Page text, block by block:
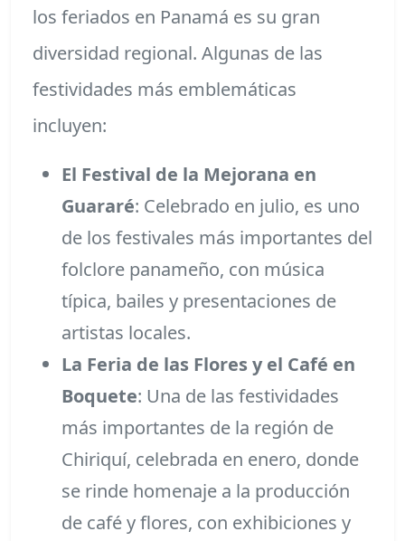
los feriados en Panamá es su gran
diversidad regional. Algunas de las
festividades más emblemáticas
incluyen:
El Festival de la Mejorana en
Guararé: Celebrado en julio, es uno
de los festivales más importantes del
folclore panameño, con música
típica, bailes y presentaciones de
artistas locales.
La Feria de las Flores y el Café en
Boquete: Una de las festividades
más importantes de la región de
Chiriquí, celebrada en enero, donde
se rinde homenaje a la producción
de café y flores, con exhibiciones y